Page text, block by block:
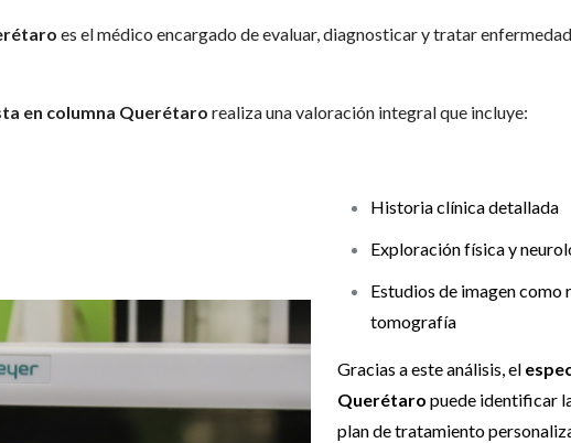
es el médico encargado de evaluar, diagnosticar y tratar
en columna Querétaro realiza una valoración integral que incluye:
Historia clínica detallada
Exploración física y
Estudios de imagen como
tomografía
Gracias a este análisis, el
Querétaro puede identificar
plan de tratamiento